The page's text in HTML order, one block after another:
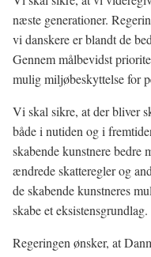
næste generationer.
vi danskere er blandt de
Gennem målbevidst
mulig miljøbeskyttelse for
Vi skal sikre, at der bliver
både i nutiden og i
skabende kunstnere bedre
ændrede skatteregler og
de skabende kunstneres
skabe et eksistensgrundlag.
Regeringen ønsker, at